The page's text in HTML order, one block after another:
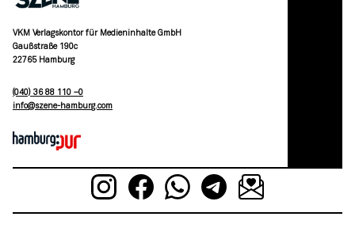
VKM Verlagskontor für Medieninhalte GmbH
Gaußstraße 190c
22765 Hamburg
(040) 36 88 110 –0
moc.grubmah-enezs@ofni